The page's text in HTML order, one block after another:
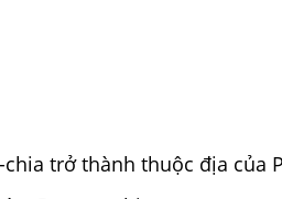
trở thành thuộc địa của